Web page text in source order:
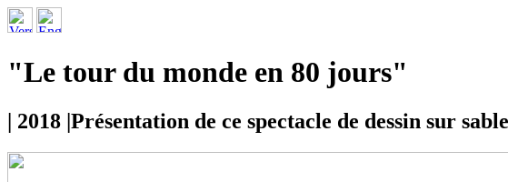
"Le tour du monde en 80 jours"
| 2018 |Présentation de ce spectacle de dessin sur